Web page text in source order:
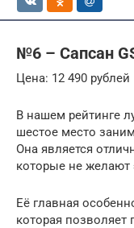
№6 – Сапсан
Цена: 12 490 рублей
В нашем рейтинге
шестое место
Она является
которые не желают
Её главная
которая